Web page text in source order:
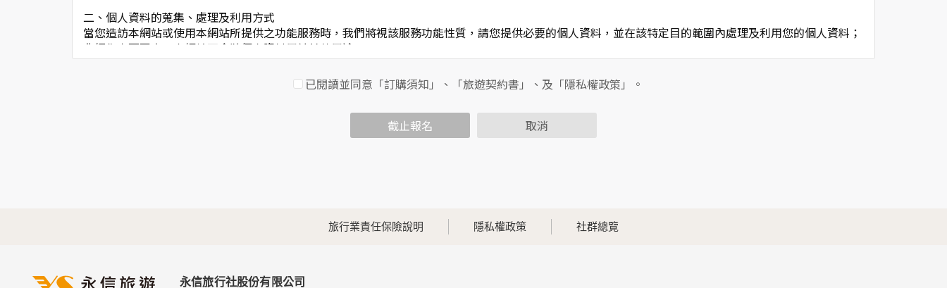
二、個人資料的蒐集、處理及利用方式
當您造訪本網站或使用本網站所提供之功能服務時，我們將視該服務功能性質，請您提供必要的個人資料，並在該特定目的範圍內處理及利用您的個人資料；
非經您書面同意，本網站不會將個人資料用於其他用途。
本網站在您使用服務信箱、問卷調查等互動性功能時，會保留您所提供的姓名、電子郵件地址、聯絡方式及使用時間等。
於一般瀏覽時，伺服器會自行記錄相關行徑，包括您使用連線設備的IP位址、使用時間、使用的瀏覽器、瀏覽及點選資料記錄等，做為我們增進網站服務的參
考依據，此記錄為內部應用，決不對外公佈。
為提供精確的服務，我們會將收集的問卷調查內容進行統計與分析，分析結果之統計數據或說明文字呈現，除供內部研究外，我們會視需要公佈統計數據及說
已閱讀並同意「訂購須知」、「旅遊契約書」、及「隱私權政策」。
截止報名 取消
旅行業責任保險說明 隱私權政策 社群總覽
永信旅行社股份有限公司